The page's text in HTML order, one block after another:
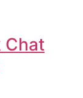
Chat